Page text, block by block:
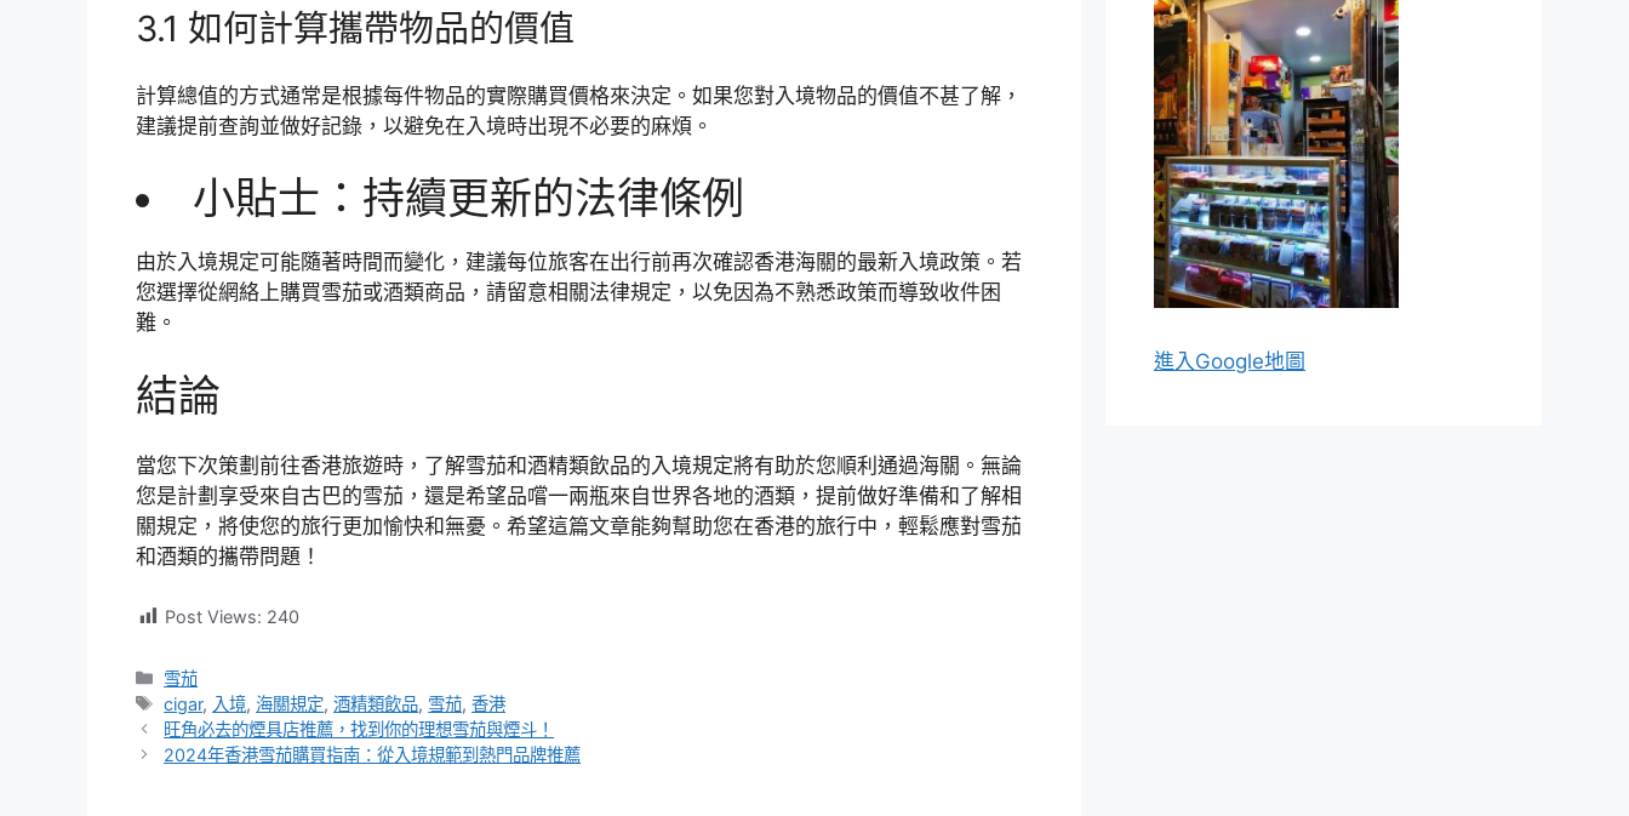
3.1 如何計算攜帶物品的價值
計算總值的方式通常是根據每件物品的實際購買價格來決定。如果您對入境物品的價值不甚了解，
建議提前查詢並做好記錄，以避免在入境時出現不必要的麻煩。
小貼士：持續更新的法律條例
由於入境規定可能隨著時間而變化，建議每位旅客在出行前再次確認香港海關的最新入境政策。若
您選擇從網絡上購買雪茄或酒類商品，請留意相關法律規定，以免因為不熟悉政策而導致收件困
難。
結論
當您下次策劃前往香港旅遊時，了解雪茄和酒精類飲品的入境規定將有助於您順利通過海關。無論
您是計劃享受來自古巴的雪茄，還是希望品嚐一兩瓶來自世界各地的酒類，提前做好準備和了解相
關規定，將使您的旅行更加愉快和無憂。希望這篇文章能夠幫助您在香港的旅行中，輕鬆應對雪茄
和酒類的攜帶問題！
Post Views: 240
分
類
雪茄
標
籤
cigar, 入境, 海關規定,酒精類飲品, 雪茄,香港
旺角必去的煙具店推薦，找到你的理想雪茄與煙斗！
2024年香港雪茄購買指南：從入境規範到熱門品牌推薦
進入Google地圖